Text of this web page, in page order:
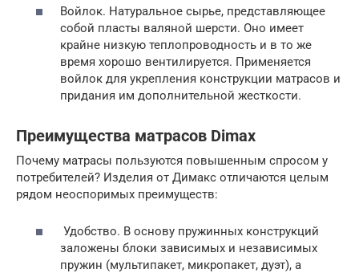
Войлок. Натуральное сырье, представляющее
собой пласты валяной шерсти. Оно имеет
крайне низкую теплопроводность и в то же
время хорошо вентилируется. Применяется
войлок для укрепления конструкции матрасов и
придания им дополнительной жесткости.
Преимущества матрасов Dimax
Почему матрасы пользуются повышенным спросом у
потребителей? Изделия от Димакс отличаются целым
рядом неоспоримых преимуществ:
Удобство. В основу пружинных конструкций
заложены блоки зависимых и независимых
пружин (мультипакет, микропакет, дуэт), а